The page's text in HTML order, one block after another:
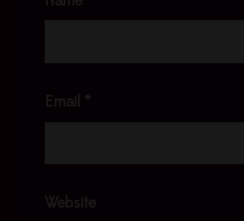
Email *
Website